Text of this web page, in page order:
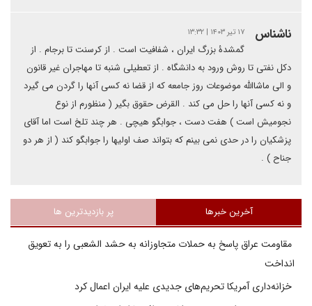
ناشناس ۱۷ تیر ۱۴۰۳ | ۱۳:۳۲
گمشدۀ بزرگ ایران ، شفافیت است . از کرسنت تا برجام . از
دکل نفتی تا روش ورود به دانشگاه . از تعطیلی شنبه تا مهاجران غیر قانون
و الی ماشاالله موضوعات روز جامعه که از قضا نه کسی آنها را گردن می گیرد
و نه کسی آنها را حل می کند . القرض حقوق بگیر ( منظورم از نوع
نجومیش است ) هفت دست ، جوابگو هیچی . هر چند تلخ است اما آقای
پزشکیان را در حدی نمی بینم که بتواند صف اولیها را جوابگو کند ( از هر دو
جناح ) .
آخرین خبرها پر بازدیدترین ها
مقاومت عراق پاسخ به حملات متجاوزانه به حشد الشعبی را به تعویق
انداخت
خزانه‌داری آمریکا تحریم‌های جدیدی علیه ایران اعمال کرد